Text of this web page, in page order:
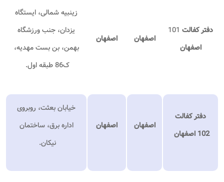
دفتر کفالت
اصفهان
اصفهان اصفهان
زینبیه شمالی، ایستگاه
یزدان، جنب ورزشگاه
بهمن، بن بست مهدیه،
ک86 طبقه اول.
دفتر کفالت
102 اصفهان
اصفهان اصفهان
خیابان بعثت، روبروی
اداره برق، ساختمان
نیکان.